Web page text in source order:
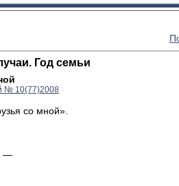
Год семьи
№ 10(77)2008
со мной».
—